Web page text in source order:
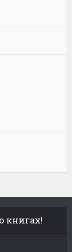
книгах!